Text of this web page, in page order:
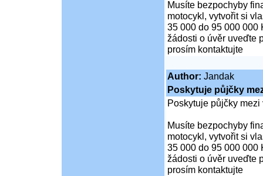
Musíte bezpochyby
motocykl, vytvořit si
35 000 do 95 000 000
žádosti o úvěr uveďte
prosím kontaktujte
Author: Jandak
Poskytuje půjčky
Poskytuje půjčky
Musíte bezpochyby
motocykl, vytvořit si
35 000 do 95 000 000
žádosti o úvěr uveďte
prosím kontaktujte